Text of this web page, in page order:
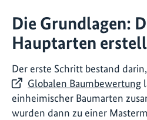
Die Grundlagen:
Hauptarten
Der erste Schritt bestand
Globalen Baumbewertung
einheimischer Baumarten
wurden dann zu einer